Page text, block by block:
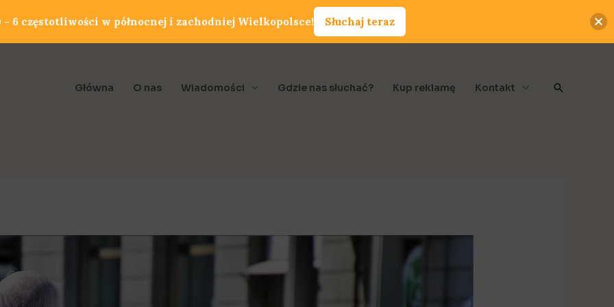
Główna O nas Wiadomości Gdzie nas słuchać? Kup reklamę Kontakt Szukaj
6 częstotliwości w północnej i zachodniej Wielkopolsce! Słuchaj teraz